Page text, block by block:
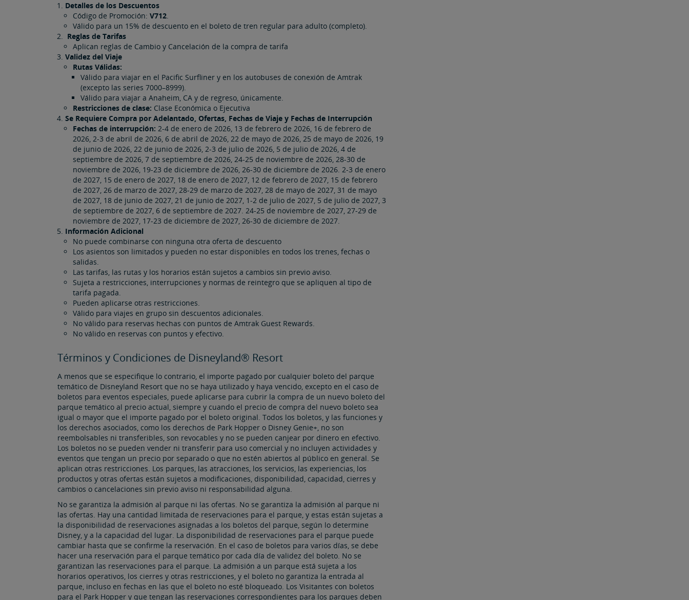
Detalles de los Descuentos
Código de Promoción: V712.
Válido para un 15% de descuento en el boleto de tren regular para adulto (completo).
Reglas de Tarifas
Aplican reglas de Cambio y Cancelación de la compra de tarifa
Validez del Viaje
Rutas Válidas:
Válido para viajar en el Pacific Surfliner y en los autobuses de conexión de Amtrak
(excepto las series 7000–8999).
Válido para viajar a Anaheim, CA y de regreso, únicamente.
Restricciones de clase: Clase Económica o Ejecutiva​​​​​​​
Se Requiere Compra por Adelantado, Ofertas, Fechas de Viaje y Fechas de Interrupción
Fechas de interrupción: 2-4 de enero de 2026, 13 de febrero de 2026, 16 de febrero de
2026, 2-3 de abril de 2026, 6 de abril de 2026, 22 de mayo de 2026, 25 de mayo de 2026, 19
de junio de 2026, 22 de junio de 2026, 2-3 de julio de 2026, 5 de julio de 2026, 4 de
septiembre de 2026, 7 de septiembre de 2026, 24-25 de noviembre de 2026, 28-30 de
noviembre de 2026, 19-23 de diciembre de 2026, 26-30 de diciembre de 2026. 2-3 de enero
de 2027, 15 de enero de 2027, 18 de enero de 2027, 12 de febrero de 2027, 15 de febrero
de 2027, 26 de marzo de 2027, 28-29 de marzo de 2027, 28 de mayo de 2027, 31 de mayo
de 2027, 18 de junio de 2027, 21 de junio de 2027, 1-2 de julio de 2027, 5 de julio de 2027, 3
de septiembre de 2027, 6 de septiembre de 2027. 24-25 de noviembre de 2027, 27-29 de
noviembre de 2027, 17-23 de diciembre de 2027, 26-30 de diciembre de 2027.
Información Adicional
No puede combinarse con ninguna otra oferta de descuento
Los asientos son limitados y pueden no estar disponibles en todos los trenes, fechas o
salidas.
Las tarifas, las rutas y los horarios están sujetos a cambios sin previo aviso.
Sujeta a restricciones, interrupciones y normas de reintegro que se apliquen al tipo de
tarifa pagada.
Pueden aplicarse otras restricciones.
Válido para viajes en grupo sin descuentos adicionales.
No válido para reservas hechas con puntos de Amtrak Guest Rewards.
No válido en reservas con puntos y efectivo.
Términos y Condiciones de Disneyland® Resort
A menos que se especifique lo contrario, el importe pagado por cualquier boleto del parque
temático de Disneyland Resort que no se haya utilizado y haya vencido, excepto en el caso de
boletos para eventos especiales, puede aplicarse para cubrir la compra de un nuevo boleto del
parque temático al precio actual, siempre y cuando el precio de compra del nuevo boleto sea
igual o mayor que el importe pagado por el boleto original. Todos los boletos, y las funciones y
los derechos asociados, como los derechos de Park Hopper o Disney Genie+, no son
reembolsables ni transferibles, son revocables y no se pueden canjear por dinero en efectivo.​​​​​​​
Los boletos no se pueden vender ni transferir para uso comercial y no incluyen actividades y
eventos que tengan un precio por separado o que no estén abiertos al público en general. Se
aplican otras restricciones. Los parques, las atracciones, los servicios, las experiencias, los
productos y otras ofertas están sujetos a modificaciones, disponibilidad, capacidad, cierres y
cambios o cancelaciones sin previo aviso ni responsabilidad alguna.
No se garantiza la admisión al parque ni las ofertas. No se garantiza la admisión al parque ni
las ofertas.​​​​​​​ Hay una cantidad limitada de reservaciones para el parque, y estas están sujetas a
la disponibilidad de reservaciones asignadas a los boletos del parque, según lo determine
Disney, y a la capacidad del lugar. La disponibilidad de reservaciones para el parque puede
cambiar hasta que se confirme la reservación. En el caso de boletos para varios días, se debe
hacer una reservación para el parque temático por cada día de validez del boleto. No se
garantizan las reservaciones para el parque. La admisión a un parque está sujeta a los
horarios operativos, los cierres y otras restricciones, y el boleto no garantiza la entrada al
parque, incluso en fechas en las que el boleto no esté bloqueado. Los Visitantes con boletos
para el Park Hopper y que tengan las reservaciones correspondientes para los parques deben